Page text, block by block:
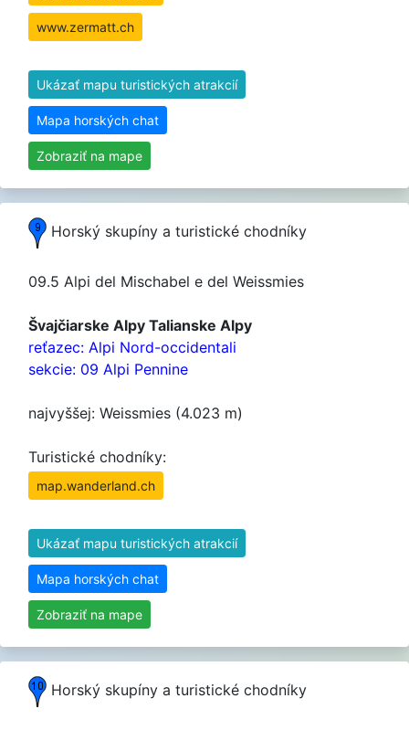
www.zermatt.ch
Ukázať mapu turistických atrakcií
Mapa horských chat
Zobraziť na mape
Horský skupíny a turistické chodníky
09.5 Alpi del Mischabel e del Weissmies
Švajčiarske Alpy Talianske Alpy
reťazec: Alpi Nord-occidentali
sekcie: 09 Alpi Pennine
najvyššej: Weissmies (4.023 m)
Turistické chodníky:
map.wanderland.ch
Ukázať mapu turistických atrakcií
Mapa horských chat
Zobraziť na mape
Horský skupíny a turistické chodníky